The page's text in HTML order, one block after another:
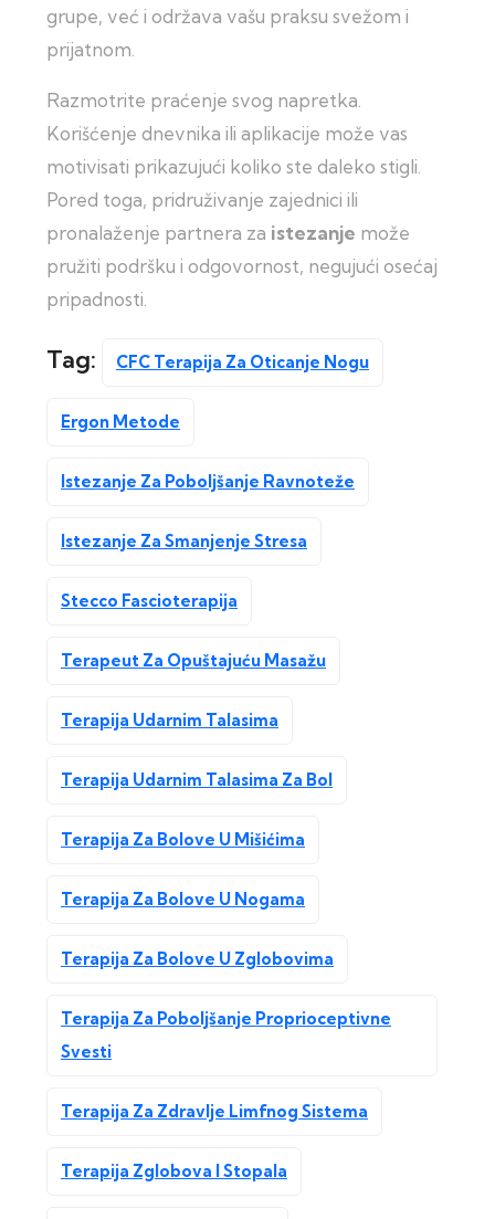
grupe, već i održava vašu praksu svežom i
prijatnom.
Razmotrite praćenje svog napretka.
Korišćenje dnevnika ili aplikacije može vas
motivisati prikazujući koliko ste daleko stigli.
Pored toga, pridruživanje zajednici ili
pronalaženje partnera za istezanje može
pružiti podršku i odgovornost, negujući osećaj
pripadnosti.
Tag: CFC Terapija Za Oticanje Nogu
Ergon Metode
Istezanje Za Poboljšanje Ravnoteže
Istezanje Za Smanjenje Stresa
Stecco Fascioterapija
Terapeut Za Opuštajuću Masažu
Terapija Udarnim Talasima
Terapija Udarnim Talasima Za Bol
Terapija Za Bolove U Mišićima
Terapija Za Bolove U Nogama
Terapija Za Bolove U Zglobovima
Terapija Za Poboljšanje Proprioceptivne
Svesti
Terapija Za Zdravlje Limfnog Sistema
Terapija Zglobova I Stopala